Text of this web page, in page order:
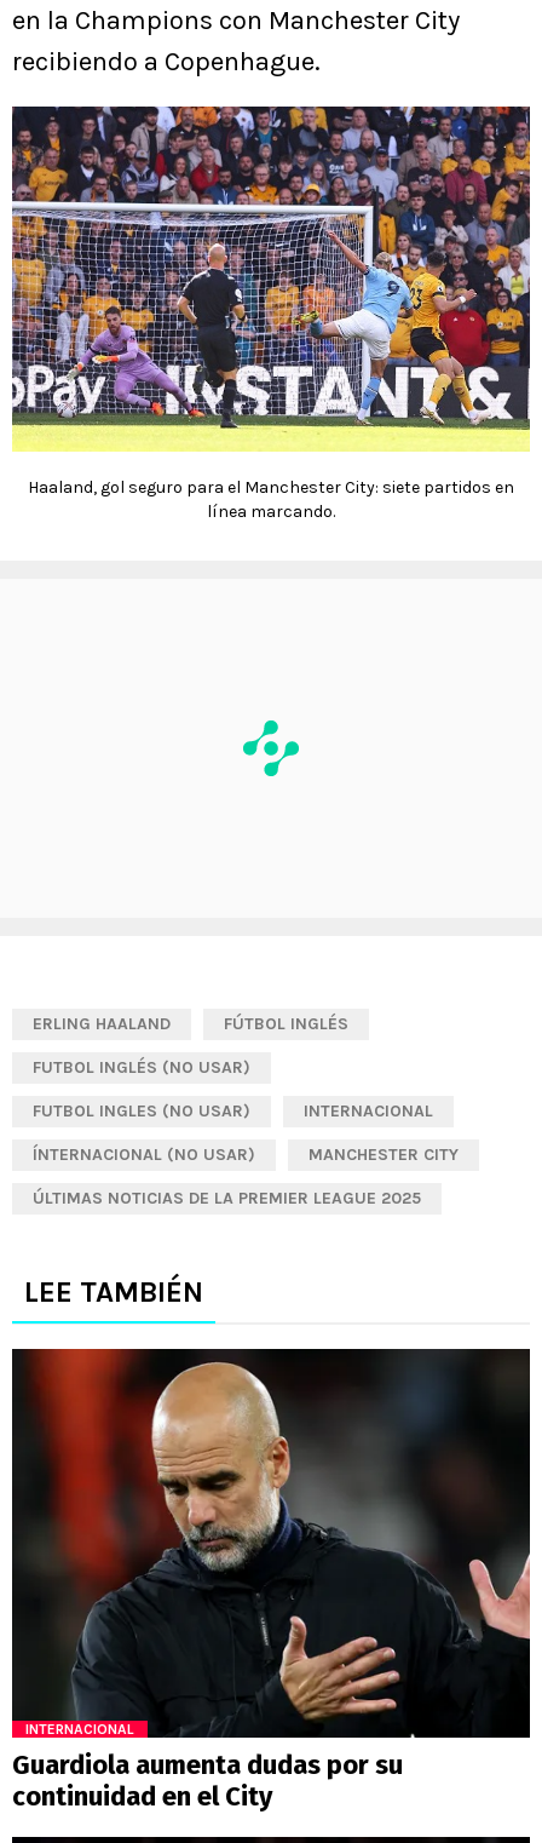
en la Champions con Manchester City
recibiendo a Copenhague.
Haaland, gol seguro para el Manchester City: siete partidos en
línea marcando.
ERLING HAALAND FÚTBOL INGLÉS
FUTBOL INGLÉS (NO USAR)
FUTBOL INGLES (NO USAR) INTERNACIONAL
ÍNTERNACIONAL (NO USAR) MANCHESTER CITY
ÚLTIMAS NOTICIAS DE LA PREMIER LEAGUE 2025
LEE TAMBIÉN
INTERNACIONAL
Guardiola aumenta dudas por su
continuidad en el City